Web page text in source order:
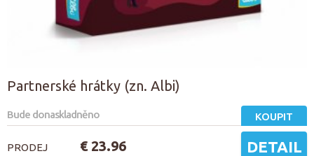
Partnerské hrátky (zn. Albi)
Bude donaskladněno KOUPIT
PRODEJ € 23.96 DETAIL